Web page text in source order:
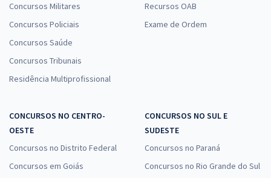
Concursos Militares
Concursos Policiais
Concursos Saúde
Concursos Tribunais
Residência Multiprofissional
Recursos OAB
Exame de Ordem
CONCURSOS NO CENTRO-
OESTE
Concursos no Distrito Federal
Concursos em Goiás
CONCURSOS NO SUL E
SUDESTE
Concursos no Paraná
Concursos no Rio Grande do Sul